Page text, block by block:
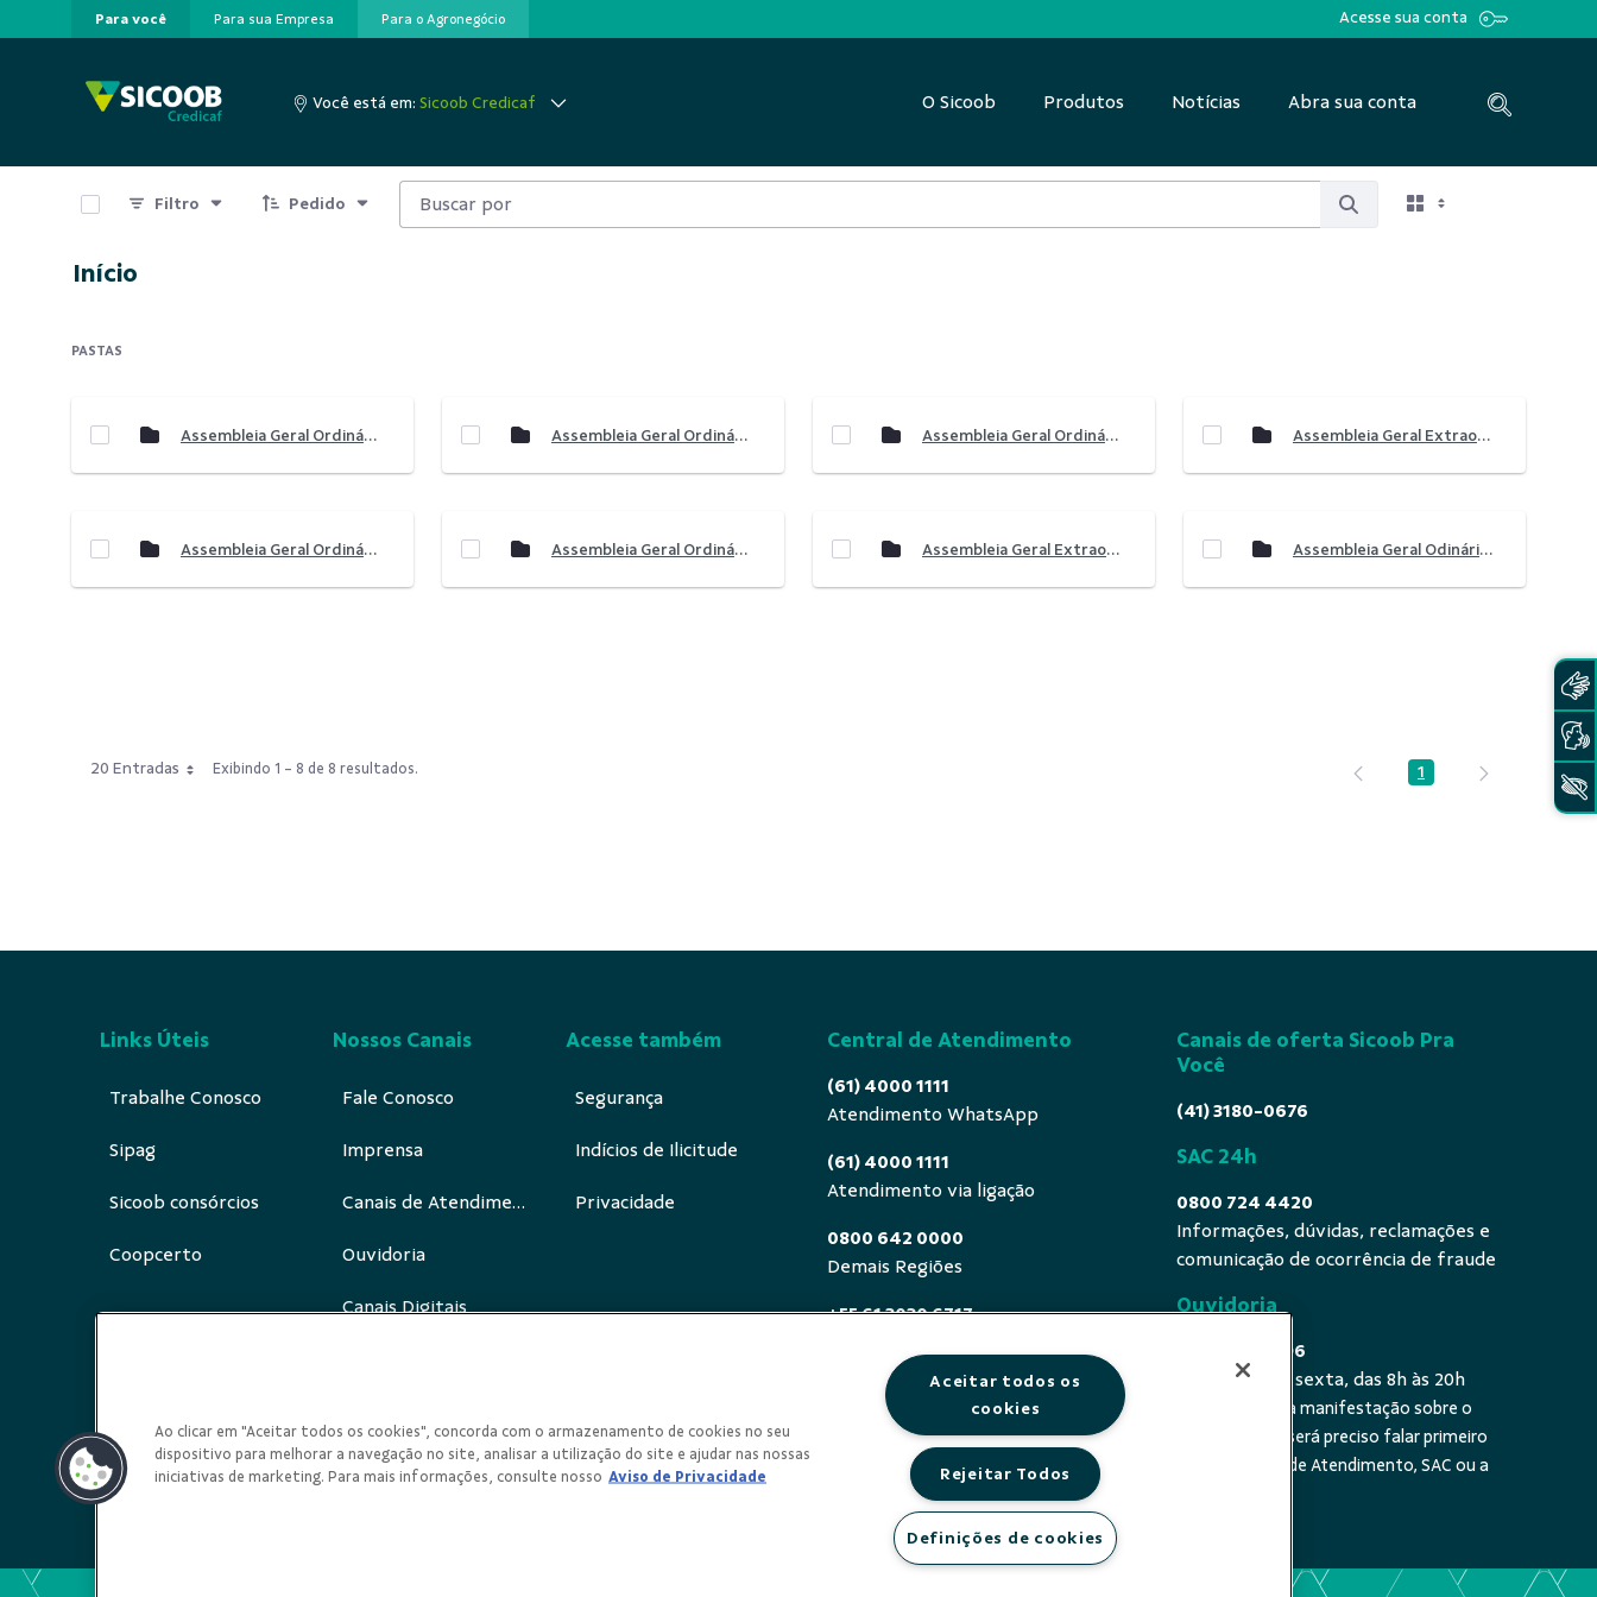
Pular para o Conteúdo principal
Para você Para sua Empresa Para o Agronegócio Acesse sua conta
Você está em:Sicoob Credicaf O Sicoob Produtos Notícias Abra sua conta
0 de 8 Itens selecionados
Filtro Pedido
Início
PASTAS
Assembleia Geral Ordinária 2021 Assembleia Geral Ordinária 2022 Assembleia Geral Ordinária e Extraordinária 2023 Assembleia Geral Extraordinária 2023
Assembleia Geral Ordinária 2024 Assembleia Geral Ordinária 2025 Assembleia Geral Extraordinária 2025 Assembleia Geral Odinária 2026
20 Entradas Exibindo 1 - 8 de 8 resultados. Página
1
Links Úteis
Trabalhe Conosco
Sipag
Sicoob consórcios
Coopcerto
Nossos Canais
Fale Conosco
Imprensa
Canais de Atendimento
Ouvidoria
Canais Digitais
Acesse também
Segurança
Indícios de Ilicitude
Privacidade
Redes Sociais
Central de Atendimento
(61) 4000 1111
Atendimento WhatsApp
(61) 4000 1111
Atendimento via ligação
0800 642 0000
Demais Regiões
+55 61 3030 6717
0800 940 0458
Deficientes auditivos ou de fala - De
segunda a sexta, das 8h às 20h
Canais de oferta Sicoob Pra
Você
(41) 3180-0676
SAC 24h
0800 724 4420
Informações, dúvidas, reclamações e
comunicação de ocorrência de fraude
Ouvidoria
0800 725 0996
De segunda a sexta, das 8h às 20h
É a sua primeira manifestação sobre o
tema? Se sim, será preciso falar primeiro
com a Central de Atendimento, SAC ou a
Ao clicar em "Aceitar todos os cookies", concorda com o armazenamento de cookies no seu
dispositivo para melhorar a navegação no site, analisar a utilização do site e ajudar nas nossas
iniciativas de marketing. Para mais informações, consulte nosso Aviso de Privacidade
Aceitar todos os
cookies
Rejeitar Todos
Definições de cookies